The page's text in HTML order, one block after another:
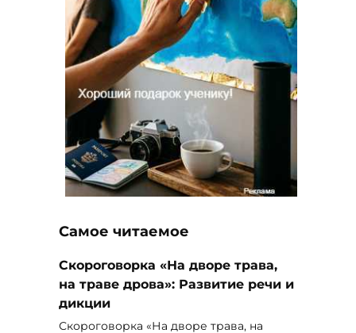
Самое читаемое
Скороговорка «На дворе трава,
на траве дрова»: Развитие речи и
дикции
Скороговорка «На дворе трава, на